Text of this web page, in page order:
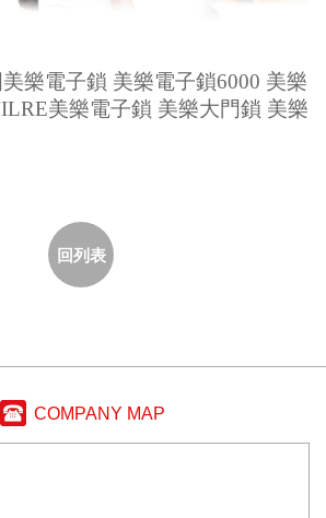
樂電子鎖 美樂電子鎖6000 美樂
美樂電子鎖 美樂大門鎖 美樂
回列表
COMPANY MAP